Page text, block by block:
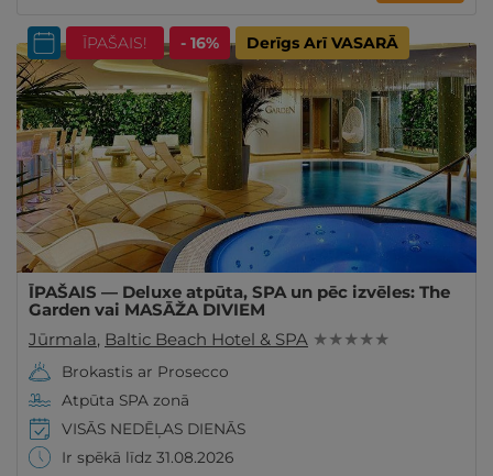
ĪPAŠAIS! - 16% Derīgs Arī VASARĀ
ĪPAŠAIS — Deluxe atpūta, SPA un pēc izvēles: The
Garden vai MASĀŽA DIVIEM
Jūrmala, Baltic Beach Hotel & SPA ★ ★ ★ ★ ★
Brokastis ar Prosecco
Atpūta SPA zonā
VISĀS NEDĒĻAS DIENĀS
Ir spēkā līdz 31.08.2026